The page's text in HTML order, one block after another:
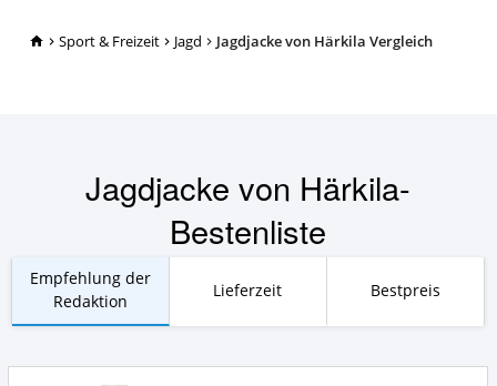
TopRatgeber24.de
Sport & Freizeit Jagd Jagdjacke von Härkila Vergleich
Jagdjacke von Härkila-
Bestenliste
Empfehlung der
Redaktion
Lieferzeit Bestpreis